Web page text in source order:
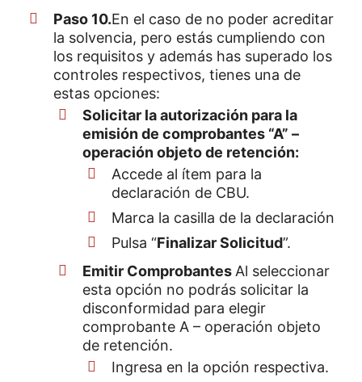
Paso 10.En el caso de no poder acreditar
la solvencia, pero estás cumpliendo con
los requisitos y además has superado los
controles respectivos, tienes una de
estas opciones:
Solicitar la autorización para la
emisión de comprobantes “A” –
operación objeto de retención:
Accede al ítem para la
declaración de CBU.
Marca la casilla de la declaración
Pulsa “Finalizar Solicitud”.
Emitir Comprobantes Al seleccionar
esta opción no podrás solicitar la
disconformidad para elegir
comprobante A – operación objeto
de retención.
Ingresa en la opción respectiva.